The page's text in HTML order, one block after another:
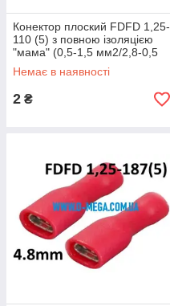
Конектор плоский FDFD 1,25-
110 (5) з повною ізоляцією
"мама" (0,5-1,5 мм2/2,8-0,5
мм)
Немає в наявності
2 ₴